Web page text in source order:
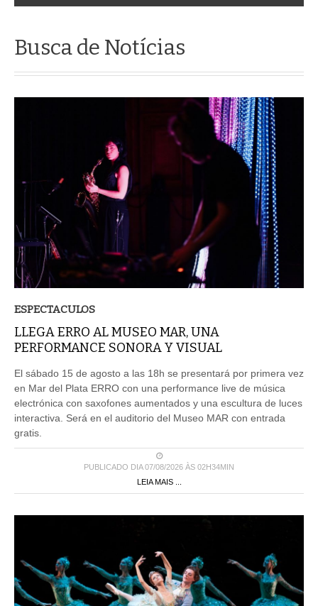
Busca de Notícias
ESPECTACULOS
LLEGA ERRO AL MUSEO MAR, UNA
PERFORMANCE SONORA Y VISUAL
El sábado 15 de agosto a las 18h se presentará por primera vez
en Mar del Plata ERRO con una performance live de música
electrónica con saxofones aumentados y una escultura de luces
interactiva. Será en el auditorio del Museo MAR con entrada
gratis.
PUBLICADO DIA 07/08/2026 ÀS 02H34MIN
LEIA MAIS ...